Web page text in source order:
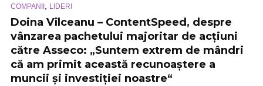
COMPANII LIDERI
Doina Vîlceanu – ContentSpeed, despre
vânzarea pachetului majoritar de acțiuni
către Asseco: „Suntem extrem de mândri
că am primit această recunoaștere a
muncii și investiției noastre“